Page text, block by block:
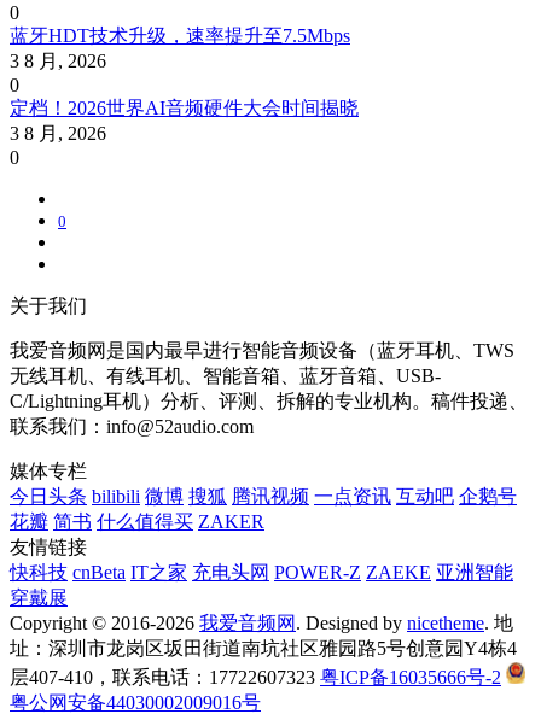
0
蓝牙HDT技术升级，速率提升至7.5Mbps
3 8 月, 2026
0
定档！2026世界AI音频硬件大会时间揭晓
3 8 月, 2026
0
0
关于我们
我爱音频网是国内最早进行智能音频设备（蓝牙耳机、TWS
无线耳机、有线耳机、智能音箱、蓝牙音箱、USB-
C/Lightning耳机）分析、评测、拆解的专业机构。稿件投递、
联系我们：info@52audio.com
媒体专栏
今日头条 bilibili 微博 搜狐 腾讯视频 一点资讯 互动吧 企鹅号
花瓣 简书 什么值得买 ZAKER
友情链接
快科技 cnBeta IT之家 充电头网 POWER-Z ZAEKE 亚洲智能
穿戴展
Copyright © 2016-2026 我爱音频网 . Designed by nicetheme. 地
址：深圳市龙岗区坂田街道南坑社区雅园路5号创意园Y4栋4
层407-410，联系电话：17722607323 粤ICP备16035666号-2
粤公网安备44030002009016号